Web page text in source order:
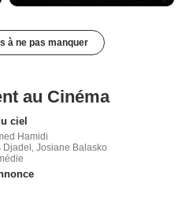
à ne pas manquer
au Cinéma
ciel
Hamidi
Djadel, Josiane Balasko